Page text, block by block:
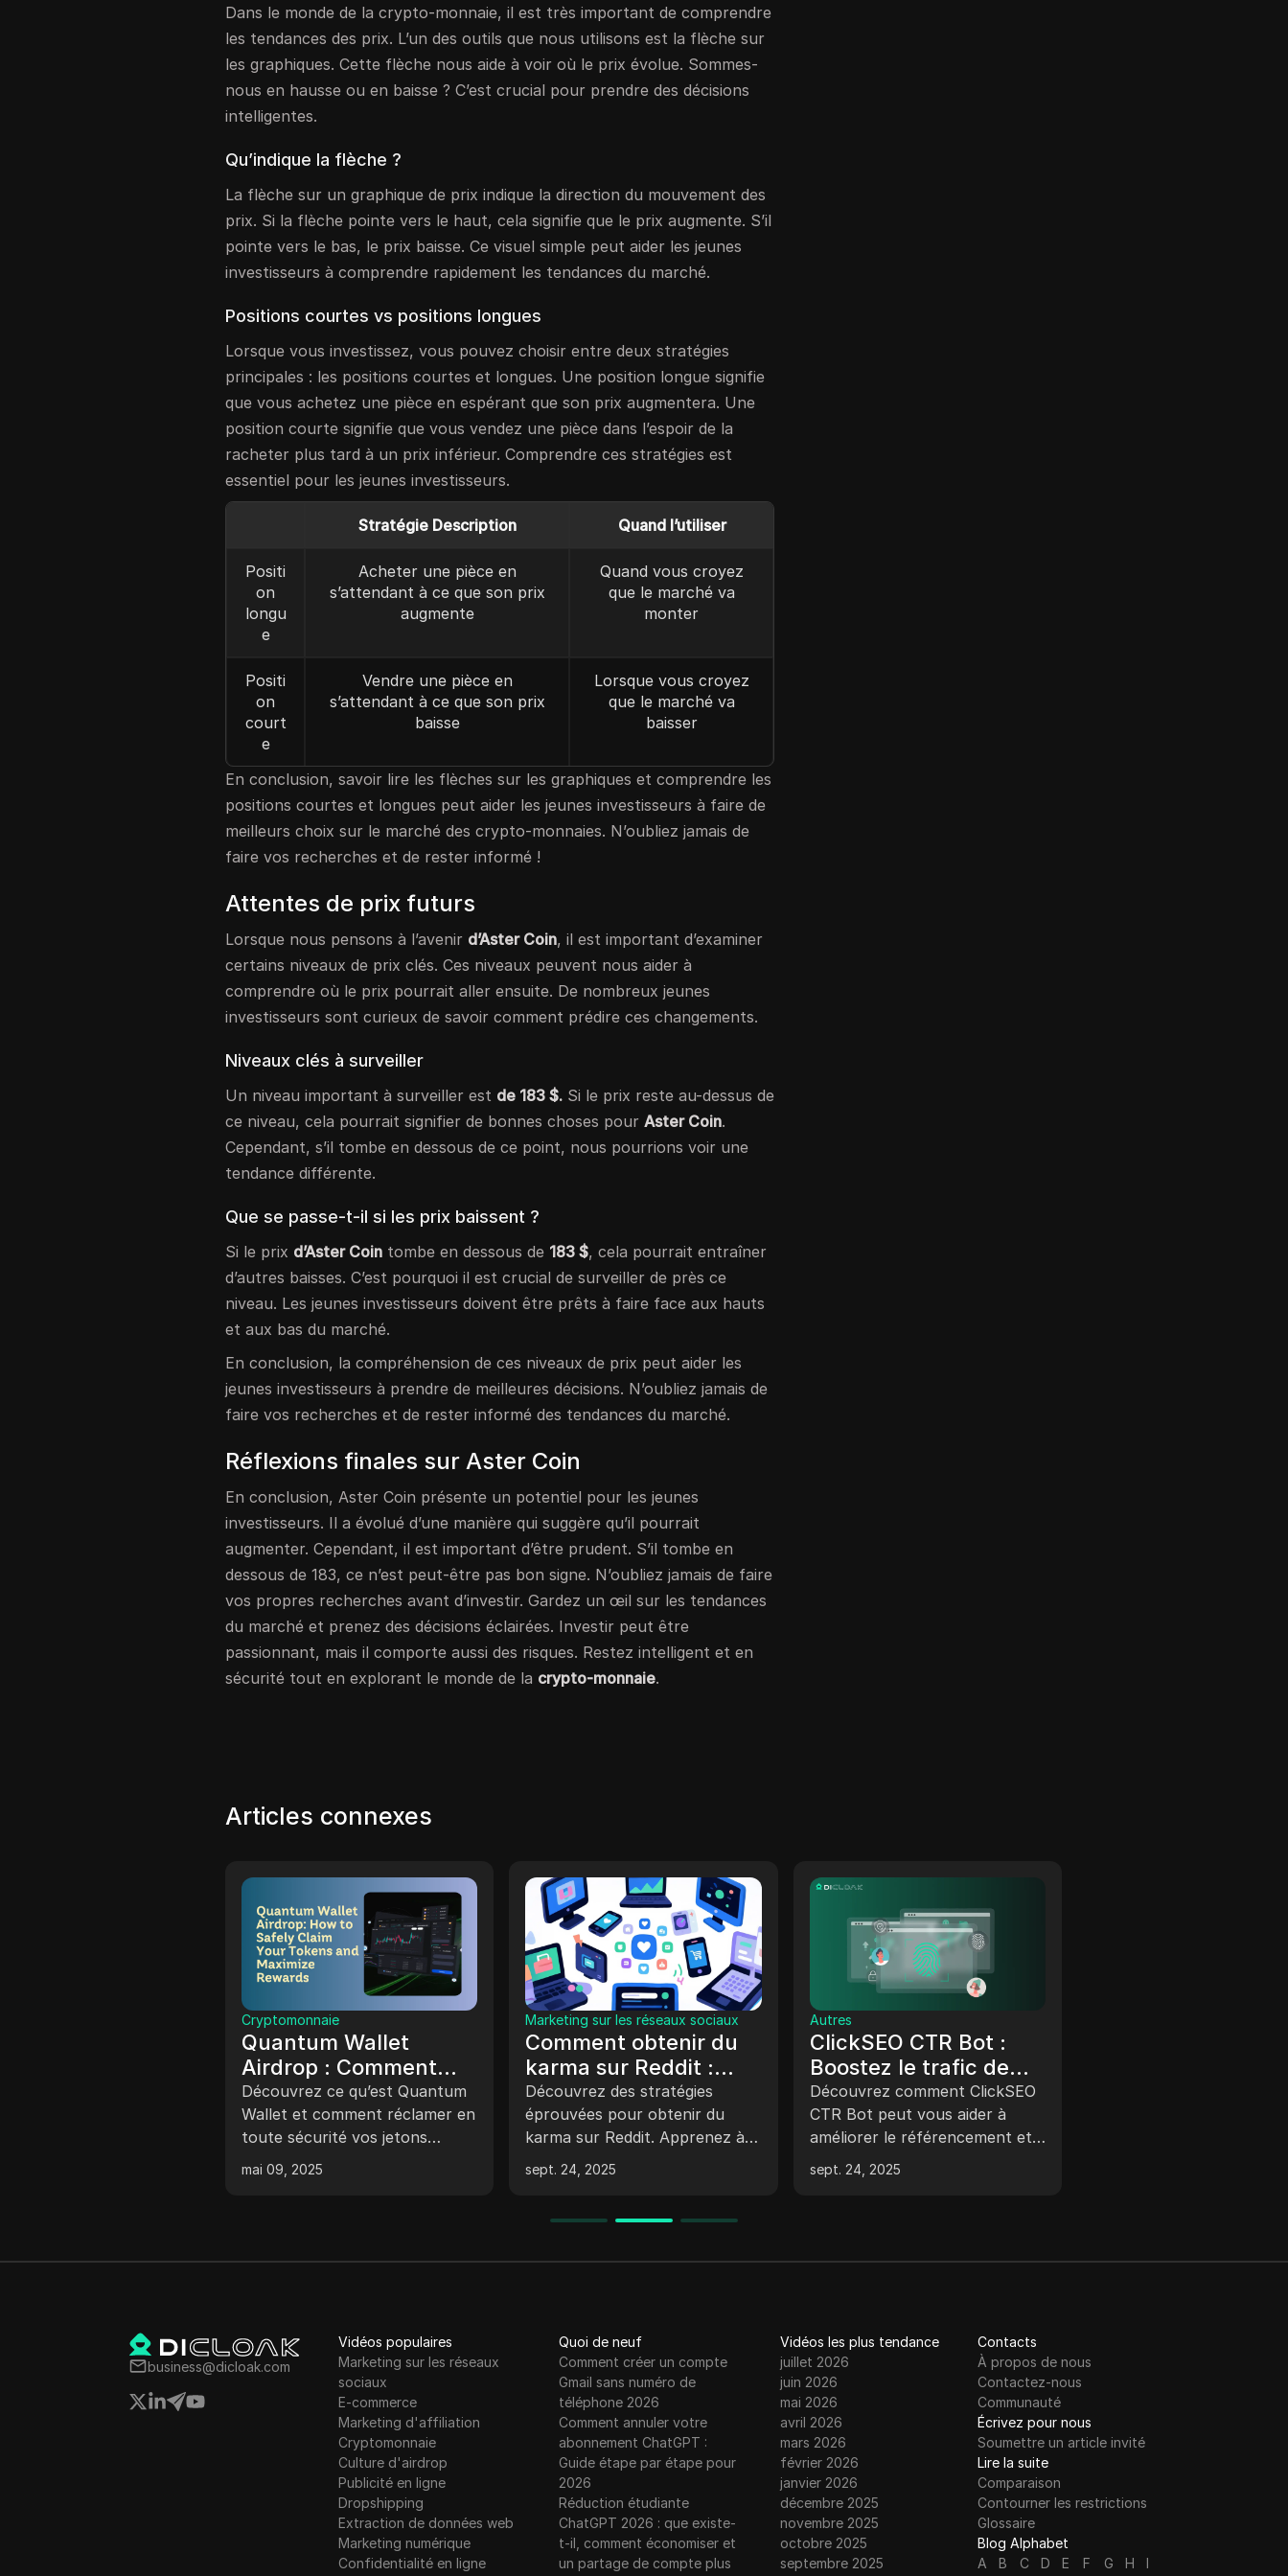
Dans le monde de la crypto-monnaie, il est très important de comprendre
les tendances des prix. L’un des outils que nous utilisons est la flèche sur
les graphiques. Cette flèche nous aide à voir où le prix évolue. Sommes-
nous en hausse ou en baisse ? C’est crucial pour prendre des décisions
intelligentes.
Qu’indique la flèche ?
La flèche sur un graphique de prix indique la direction du mouvement des
prix. Si la flèche pointe vers le haut, cela signifie que le prix augmente. S’il
pointe vers le bas, le prix baisse. Ce visuel simple peut aider les jeunes
investisseurs à comprendre rapidement les tendances du marché.
Positions courtes vs positions longues
Lorsque vous investissez, vous pouvez choisir entre deux stratégies
principales : les positions courtes et longues. Une position longue signifie
que vous achetez une pièce en espérant que son prix augmentera. Une
position courte signifie que vous vendez une pièce dans l’espoir de la
racheter plus tard à un prix inférieur. Comprendre ces stratégies est
essentiel pour les jeunes investisseurs.
Stratégie Description Quand l’utiliser
Positi
on
longu
e
Acheter une pièce en
s’attendant à ce que son prix
augmente
Quand vous croyez
que le marché va
monter
Positi
on
court
e
Vendre une pièce en
s’attendant à ce que son prix
baisse
Lorsque vous croyez
que le marché va
baisser
En conclusion, savoir lire les flèches sur les graphiques et comprendre les
positions courtes et longues peut aider les jeunes investisseurs à faire de
meilleurs choix sur le marché des crypto-monnaies. N’oubliez jamais de
faire vos recherches et de rester informé !
Attentes de prix futurs
Lorsque nous pensons à l’avenir d’Aster Coin, il est important d’examiner
certains niveaux de prix clés. Ces niveaux peuvent nous aider à
comprendre où le prix pourrait aller ensuite. De nombreux jeunes
investisseurs sont curieux de savoir comment prédire ces changements.
Niveaux clés à surveiller
Un niveau important à surveiller est de 183 $. Si le prix reste au-dessus de
ce niveau, cela pourrait signifier de bonnes choses pourAster Coin.
Cependant, s’il tombe en dessous de ce point, nous pourrions voir une
tendance différente.
Que se passe-t-il si les prix baissent ?
Si le prix d’Aster Coin tombe en dessous de 183 $, cela pourrait entraîner
d’autres baisses. C’est pourquoi il est crucial de surveiller de près ce
niveau. Les jeunes investisseurs doivent être prêts à faire face aux hauts
et aux bas du marché.
En conclusion, la compréhension de ces niveaux de prix peut aider les
jeunes investisseurs à prendre de meilleures décisions. N’oubliez jamais de
faire vos recherches et de rester informé des tendances du marché.
Réflexions finales sur Aster Coin
En conclusion, Aster Coin présente un potentiel pour les jeunes
investisseurs. Il a évolué d’une manière qui suggère qu’il pourrait
augmenter. Cependant, il est important d’être prudent. S’il tombe en
dessous de 183, ce n’est peut-être pas bon signe. N’oubliez jamais de faire
vos propres recherches avant d’investir. Gardez un œil sur les tendances
du marché et prenez des décisions éclairées. Investir peut être
passionnant, mais il comporte aussi des risques. Restez intelligent et en
sécurité tout en explorant le monde de la crypto-monnaie.
Articles connexes
Cryptomonnaie
Quantum Wallet
Airdrop : Comment
réclamer vos jetons en
toute sécurité et
maximiser les
récompenses
Découvrez ce qu’est Quantum
Wallet et comment réclamer en
toute sécurité vos jetons
gratuits et maximiser vos
récompenses avec le Quantum
mai 09, 2025
Marketing sur les réseaux sociaux
Comment obtenir du
karma sur Reddit :
construisez votre
réputation et boostez
l’engagement
Découvrez des stratégies
éprouvées pour obtenir du
karma sur Reddit. Apprenez à
publier du contenu de qualité, à
interagir avec la communauté,
construire rapidement votre
sept. 24, 2025
Autres
ClickSEO CTR Bot :
Boostez le trafic de
votre site Web avec le
clic alimenté par l’IA
Découvrez comment ClickSEO
CTR Bot peut vous aider à
améliorer le référencement et
le CTR de votre site web en
automatisant la génération de
sept. 24, 2025
business@dicloak.com
Vidéos populaires
Marketing sur les réseaux
sociaux
E-commerce
Marketing d'affiliation
Cryptomonnaie
Culture d'airdrop
Publicité en ligne
Dropshipping
Extraction de données web
Marketing numérique
Confidentialité en ligne
Quoi de neuf
Comment créer un compte
Gmail sans numéro de
téléphone 2026
Comment annuler votre
abonnement ChatGPT :
Guide étape par étape pour
2026
Réduction étudiante
ChatGPT 2026 : que existe-
t-il, comment économiser et
un partage de compte plus
Vidéos les plus tendance
juillet 2026
juin 2026
mai 2026
avril 2026
mars 2026
février 2026
janvier 2026
décembre 2025
novembre 2025
octobre 2025
septembre 2025
Contacts
À propos de nous
Contactez-nous
Communauté
Écrivez pour nous
Soumettre un article invité
Lire la suite
Comparaison
Contourner les restrictions
Glossaire
Blog Alphabet
A
B C D E F G H I